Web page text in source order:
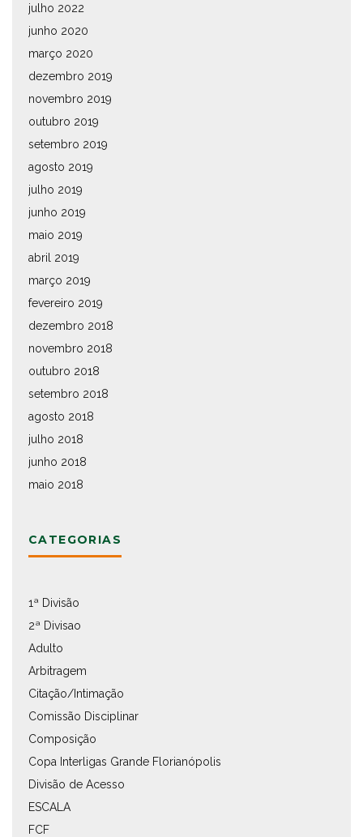
julho 2022
junho 2020
março 2020
dezembro 2019
novembro 2019
outubro 2019
setembro 2019
agosto 2019
julho 2019
junho 2019
maio 2019
abril 2019
março 2019
fevereiro 2019
dezembro 2018
novembro 2018
outubro 2018
setembro 2018
agosto 2018
julho 2018
junho 2018
maio 2018
CATEGORIAS
1ª Divisão
2ª Divisao
Adulto
Arbitragem
Citação/Intimação
Comissão Disciplinar
Composição
Copa Interligas Grande Florianópolis
Divisão de Acesso
ESCALA
FCF